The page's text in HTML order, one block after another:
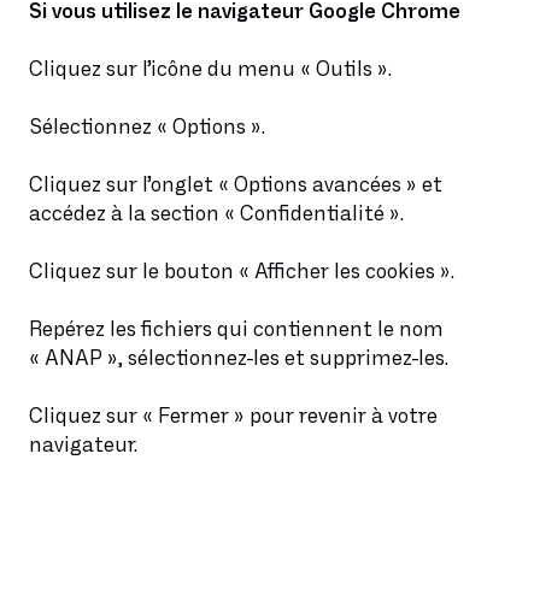
Si vous utilisez le navigateur Google Chrome
Cliquez sur l’icône du menu « Outils ».
Sélectionnez « Options ».
Cliquez sur l’onglet « Options avancées » et
accédez à la section « Confidentialité ».
Cliquez sur le bouton « Afficher les cookies ».
Repérez les fichiers qui contiennent le nom
« ANAP », sélectionnez-les et supprimez-les.
Cliquez sur « Fermer » pour revenir à votre
navigateur.